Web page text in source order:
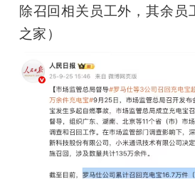
除召回相关员工外，其余员
之家）